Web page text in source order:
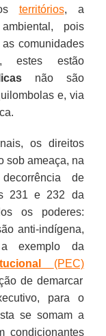
territórios, a
pois
comunidades
estes estão
não são
e, via
os direitos
sob ameaça, na
de
231 e 232 da
os poderes:
anti-indígena,
a exemplo da
(PEC)
de demarcar
para o
se somam a
condicionantes